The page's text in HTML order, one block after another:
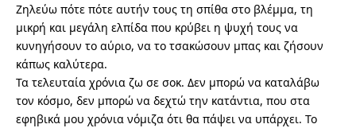
Ζηλεύω πότε πότε αυτήν τους τη σπίθα στο βλέμμα, τη
μικρή και μεγάλη ελπίδα που κρύβει η ψυχή τους να
κυνηγήσουν το αύριο, να το τσακώσουν μπας και ζήσουν
κάπως καλύτερα.
Τα τελευταία χρόνια ζω σε σοκ. Δεν μπορώ να καταλάβω
τον κόσμο, δεν μπορώ να δεχτώ την κατάντια, που στα
εφηβικά μου χρόνια νόμιζα ότι θα πάψει να υπάρχει. Το